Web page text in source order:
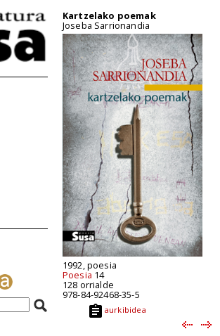
Kartzelako poemak
Joseba Sarrionandia
1992, poesia
Poesia 14
128 orrialde
978-84-92468-35-5
aurkibidea